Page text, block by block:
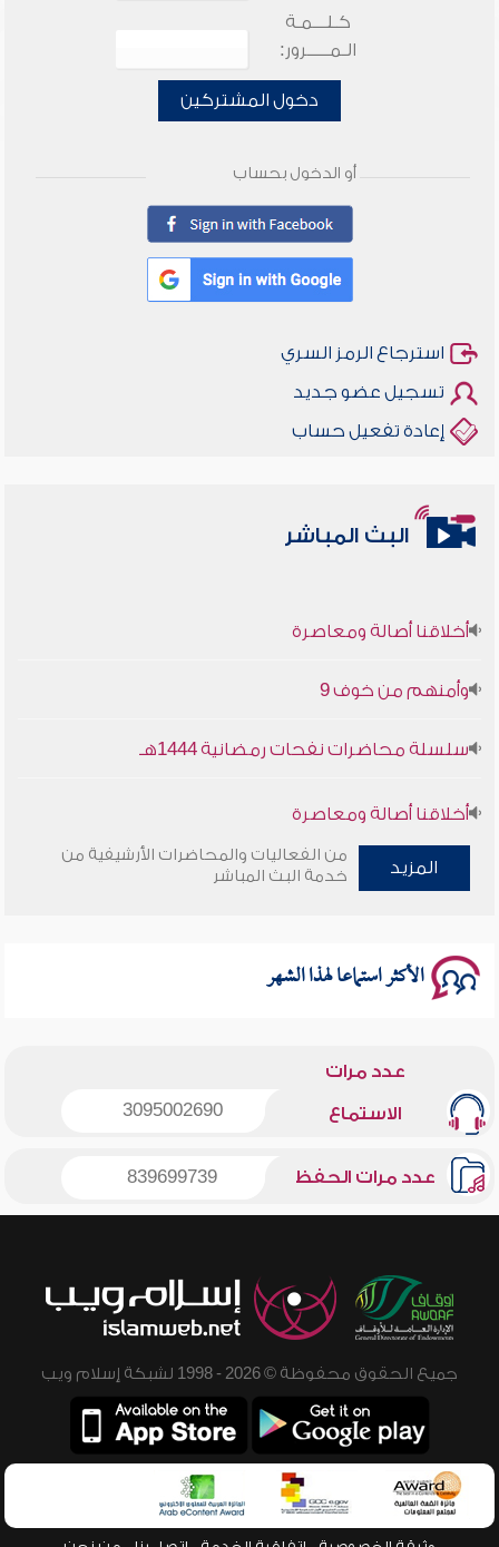
كـلـــمـة
الـمـــــرور:
دخول المشتركين
أو الدخول بحساب
استرجاع الرمز السري
تسجيل عضو جديد
إعادة تفعيل حساب
البث المباشر
أخلاقنا أصالة ومعاصرة
وأمنهم من خوف 9
سلسلة محاضرات نفحات رمضانية 1444هـ
أخلاقنا أصالة ومعاصرة
وأمنهم من خوف 9
المزيد
من الفعاليات والمحاضرات الأرشيفية من
خدمة البث المباشر
الأكثر استماعا لهذا الشهر
عدد مرات
الاستماع 3095002690
عدد مرات الحفظ 839699739
جميع الحقوق محفوظة © 2026 - 1998 لشبكة إسلام ويب